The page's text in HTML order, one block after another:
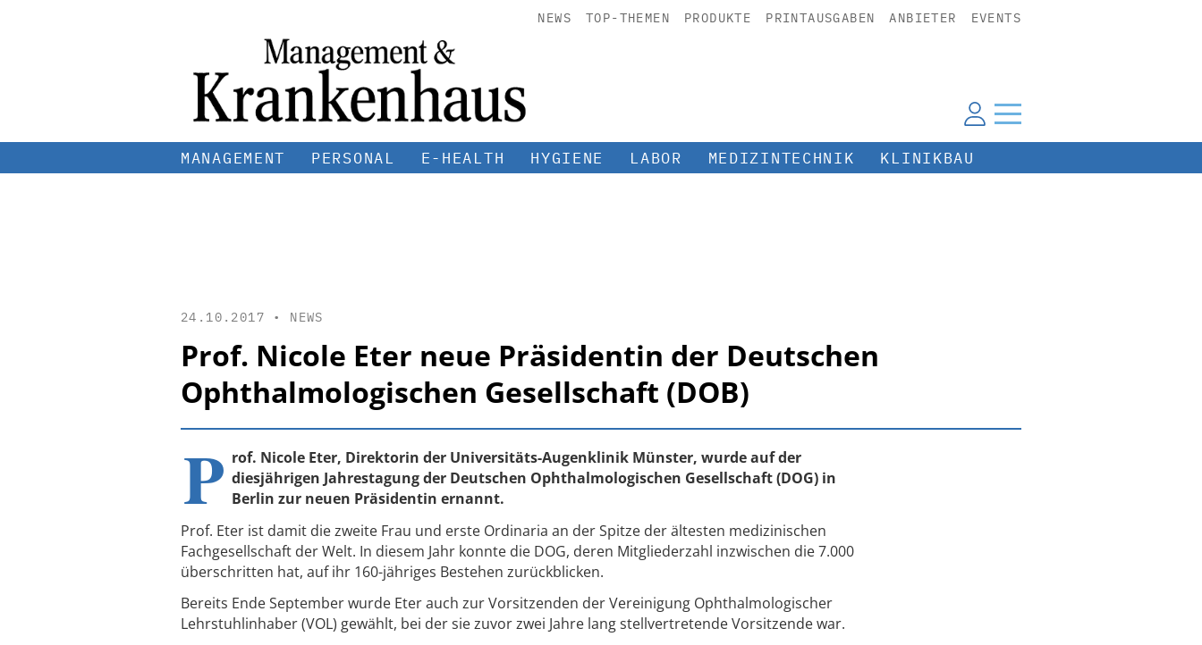
NEWS TOP-THEMEN PRODUKTE PRINTAUSGABEN ANBIETER EVENTS
MANAGEMENT PERSONAL E-HEALTH HYGIENE LABOR MEDIZINTECHNIK KLINIKBAU
24.10.2017 • NEWS
Prof. Nicole Eter neue Präsidentin der Deutschen
Ophthalmologischen Gesellschaft (DOB)
P rof. Nicole Eter, Direktorin der Universitäts-Augenklinik Münster, wurde auf der
diesjährigen Jahrestagung der Deutschen Ophthalmologischen Gesellschaft (DOG) in
Berlin zur neuen Präsidentin ernannt.
Prof. Eter ist damit die zweite Frau und erste Ordinaria an der Spitze der ältesten medizinischen
Fachgesellschaft der Welt. In diesem Jahr konnte die DOG, deren Mitgliederzahl inzwischen die 7.000
überschritten hat, auf ihr 160-jähriges Bestehen zurückblicken.
Bereits Ende September wurde Eter auch zur Vorsitzenden der Vereinigung Ophthalmologischer
Lehrstuhlinhaber (VOL) gewählt, bei der sie zuvor zwei Jahre lang stellvertretende Vorsitzende war.